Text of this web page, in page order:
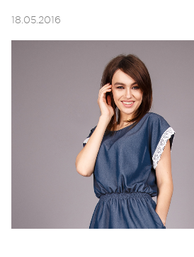
18.05.2016